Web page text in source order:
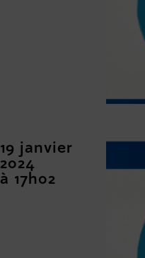
19 janvier
2024
à 17h02